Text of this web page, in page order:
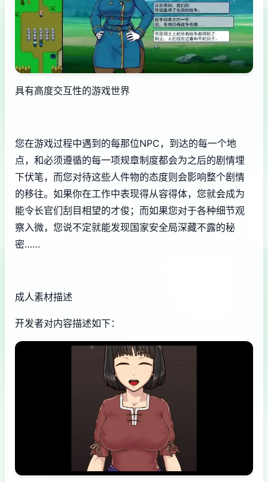
具有高度交互性的游戏世界
您在游戏过程中遇到的每那位NPC，到达的每一个地
点，和必须遵循的每一项规章制度都会为之后的剧情埋
下伏笔，而您对待这些人件物的态度则会影响整个剧情
的移往。如果你在工作中表现得从容得体，您就会成为
能令长官们刮目相望的才俊；而如果您对于各种细节观
察入微，您说不定就能发现国家安全局深藏不露的秘
密……
成人素材描述
开发者对内容描述如下：